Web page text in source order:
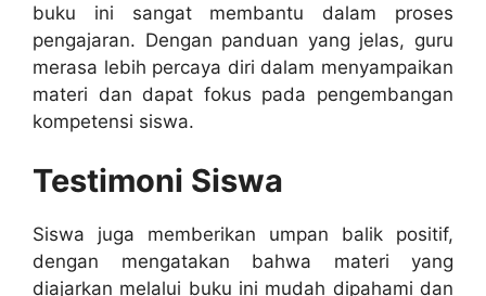
buku ini sangat membantu dalam proses
pengajaran. Dengan panduan yang jelas, guru
merasa lebih percaya diri dalam menyampaikan
materi dan dapat fokus pada pengembangan
kompetensi siswa.
Testimoni Siswa
Siswa juga memberikan umpan balik positif,
dengan mengatakan bahwa materi yang
diajarkan melalui buku ini mudah dipahami dan